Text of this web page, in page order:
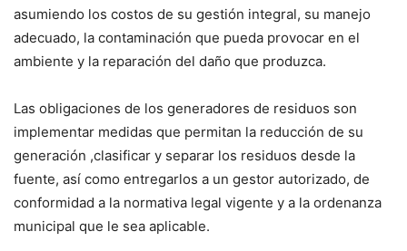
asumiendo los costos de su gestión integral, su manejo
adecuado, la contaminación que pueda provocar en el
ambiente y la reparación del daño que produzca.
Las obligaciones de los generadores de residuos son
implementar medidas que permitan la reducción de su
generación ,clasificar y separar los residuos desde la
fuente, así como entregarlos a un gestor autorizado, de
conformidad a la normativa legal vigente y a la ordenanza
municipal que le sea aplicable.